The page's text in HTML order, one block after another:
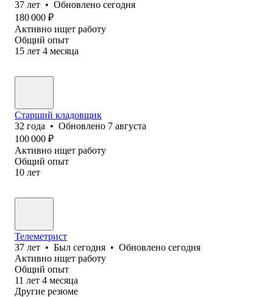
37 лет • Обновлено сегодня
180 000 ₽
Активно ищет работу
Общий опыт
15 лет 4 месяца
Старший кладовщик
32 года • Обновлено 7 августа
100 000 ₽
Активно ищет работу
Общий опыт
10 лет
Телеметрист
37 лет • Был сегодня • Обновлено сегодня
Активно ищет работу
Общий опыт
11 лет 4 месяца
Другие резюме